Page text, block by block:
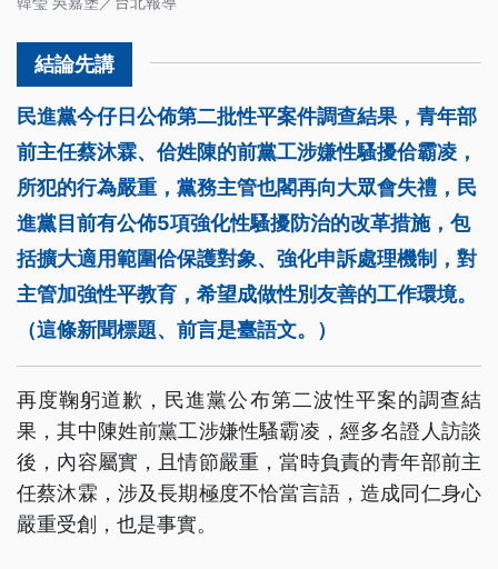
民進黨今仔日公佈第二批性平案件調查結果，青年部
前主任蔡沐霖、佮姓陳的前黨工涉嫌性騷擾佮霸凌，
所犯的行為嚴重，黨務主管也閣再向大眾會失禮，民
進黨目前有公佈5項強化性騷擾防治的改革措施，包
括擴大適用範圍佮保護對象、強化申訴處理機制，對
主管加強性平教育，希望成做性別友善的工作環境。
（這條新聞標題、前言是臺語文。）
再度鞠躬道歉，民進黨公布第二波性平案的調查結
果，其中陳姓前黨工涉嫌性騷霸凌，經多名證人訪談
後，內容屬實，且情節嚴重，當時負責的青年部前主
任蔡沐霖，涉及長期極度不恰當言語，造成同仁身心
嚴重受創，也是事實。